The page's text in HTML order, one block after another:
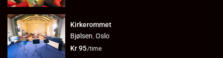
Kirkerommet
Bjølsen, Oslo
Kr 95/time